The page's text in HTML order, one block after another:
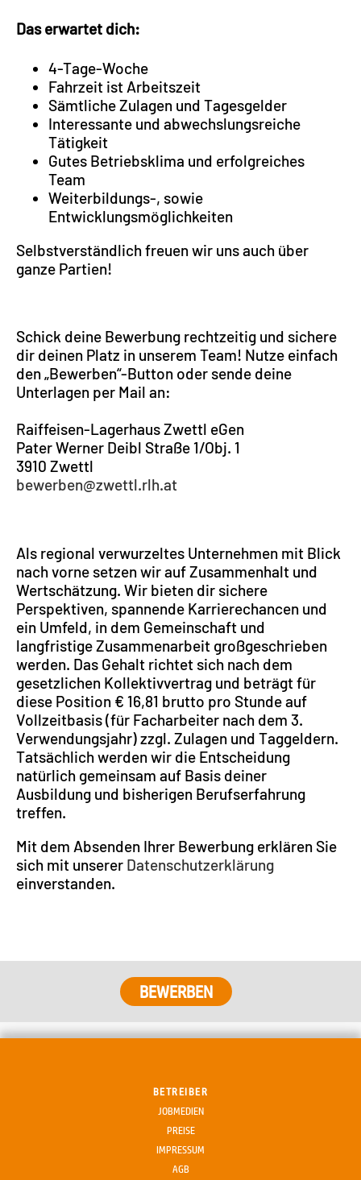
Das erwartet dich:
4-Tage-Woche
Fahrzeit ist Arbeitszeit
Sämtliche Zulagen und Tagesgelder
Interessante und abwechslungsreiche
Tätigkeit
Gutes Betriebsklima und erfolgreiches
Team
Weiterbildungs-, sowie
Entwicklungsmöglichkeiten
Selbstverständlich freuen wir uns auch über
ganze Partien!
Schick deine Bewerbung rechtzeitig und sichere
dir deinen Platz in unserem Team! Nutze einfach
den „Bewerben“-Button oder sende deine
Unterlagen per Mail an:
Raiffeisen-Lagerhaus Zwettl eGen
Pater Werner Deibl Straße 1/Obj. 1
3910 Zwettl
bewerben@zwettl.rlh.at
Als regional verwurzeltes Unternehmen mit Blick
nach vorne setzen wir auf Zusammenhalt und
Wertschätzung. Wir bieten dir sichere
Perspektiven, spannende Karrierechancen und
ein Umfeld, in dem Gemeinschaft und
langfristige Zusammenarbeit großgeschrieben
werden. Das Gehalt richtet sich nach dem
gesetzlichen Kollektivvertrag und beträgt für
diese Position € 16,81 brutto pro Stunde auf
Vollzeitbasis (für Facharbeiter nach dem 3.
Verwendungsjahr) zzgl. Zulagen und Taggeldern.
Tatsächlich werden wir die Entscheidung
natürlich gemeinsam auf Basis deiner
Ausbildung und bisherigen Berufserfahrung
treffen.
Mit dem Absenden Ihrer Bewerbung erklären Sie
sich mit unserer Datenschutzerklärung
einverstanden.
BETREIBER
JOBMEDIEN
PREISE
IMPRESSUM
AGB